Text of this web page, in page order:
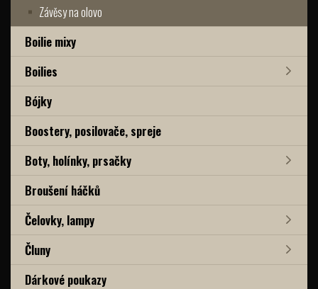
Závěsy na olovo
Boilie mixy
Boilies
Bójky
Boostery, posilovače, spreje
Boty, holínky, prsačky
Broušení háčků
Čelovky, lampy
Čluny
Dárkové poukazy